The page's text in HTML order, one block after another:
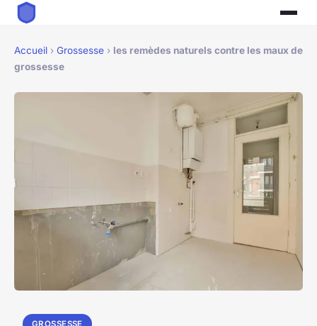
Accueil › Grossesse › les remèdes naturels contre les maux de
grossesse
GROSSESSE